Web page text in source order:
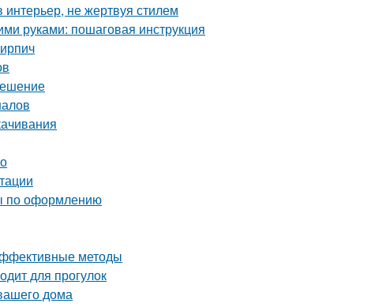
не жертвуя стилем
руками: пошаговая инструкция
по оформлению
методы
для прогулок
дома